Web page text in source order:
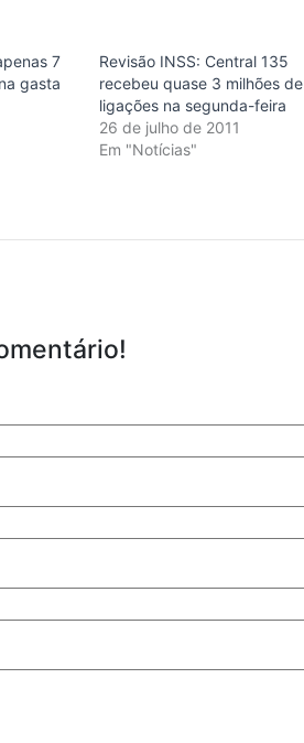
7
gasta
Revisão INSS: Central 135
recebeu quase 3 milhões de
ligações na segunda-feira
26 de julho de 2011
Em "Notícias"